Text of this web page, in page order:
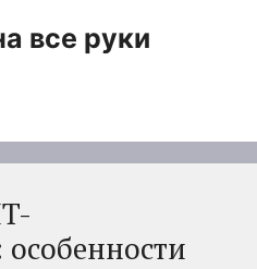
все руки